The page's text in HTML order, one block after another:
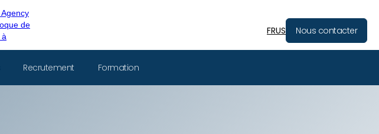
FRUS Nous contacter
Recrutement Formation